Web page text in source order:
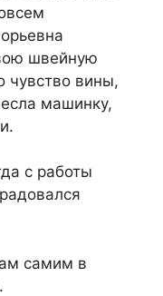
швейную
чувство вины,
машинку,
с работы
самим в